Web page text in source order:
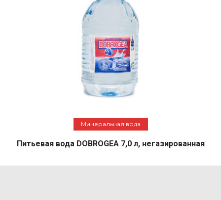
Подробнее
Минеральная вода
Питьевая вода DOBROGEA 7,0 л, негазированная